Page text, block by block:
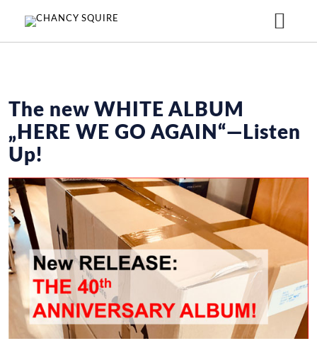
MUSIC
RED ALBUM
MEDIA
ABOUT US
ABOUT US
PRESS
STORE
WHITE ALBUM
GALLERY
The new WHITE ALBUM
„HERE WE GO AGAIN“—Listen
Up!